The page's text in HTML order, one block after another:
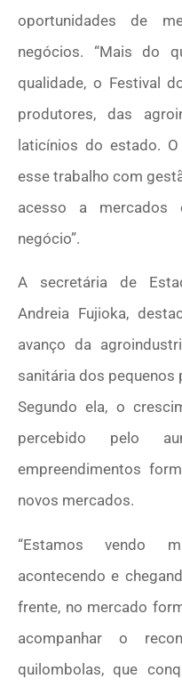
oportunidades de
negócios. “Mais do
qualidade, o Festival
produtores, das
laticínios do estado.
esse trabalho com
acesso a mercados
negócio”.
A secretária de
Andreia Fujioka,
avanço da
sanitária dos
Segundo ela, o
percebido pelo
empreendimentos
novos mercados.
“Estamos vendo
acontecendo e
frente, no mercado
acompanhar o
quilombolas, que